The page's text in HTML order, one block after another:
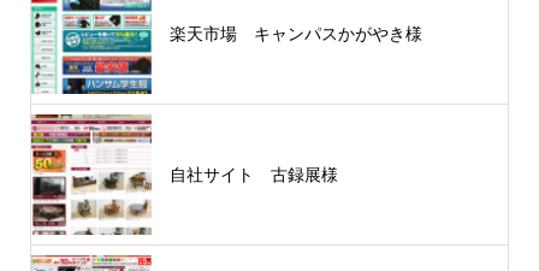
楽天市場 キャンパスかがやき様
自社サイト 古録展様